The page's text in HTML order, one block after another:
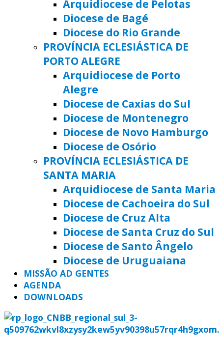
Arquidiocese de Pelotas
Diocese de Bagé
Diocese do Rio Grande
PROVÍNCIA ECLESIÁSTICA DE
PORTO ALEGRE
Arquidiocese de Porto
Alegre
Diocese de Caxias do Sul
Diocese de Montenegro
Diocese de Novo Hamburgo
Diocese de Osório
PROVÍNCIA ECLESIÁSTICA DE
SANTA MARIA
Arquidiocese de Santa Maria
Diocese de Cachoeira do Sul
Diocese de Cruz Alta
Diocese de Santa Cruz do Sul
Diocese de Santo Ângelo
Diocese de Uruguaiana
MISSÃO AD GENTES
AGENDA
DOWNLOADS